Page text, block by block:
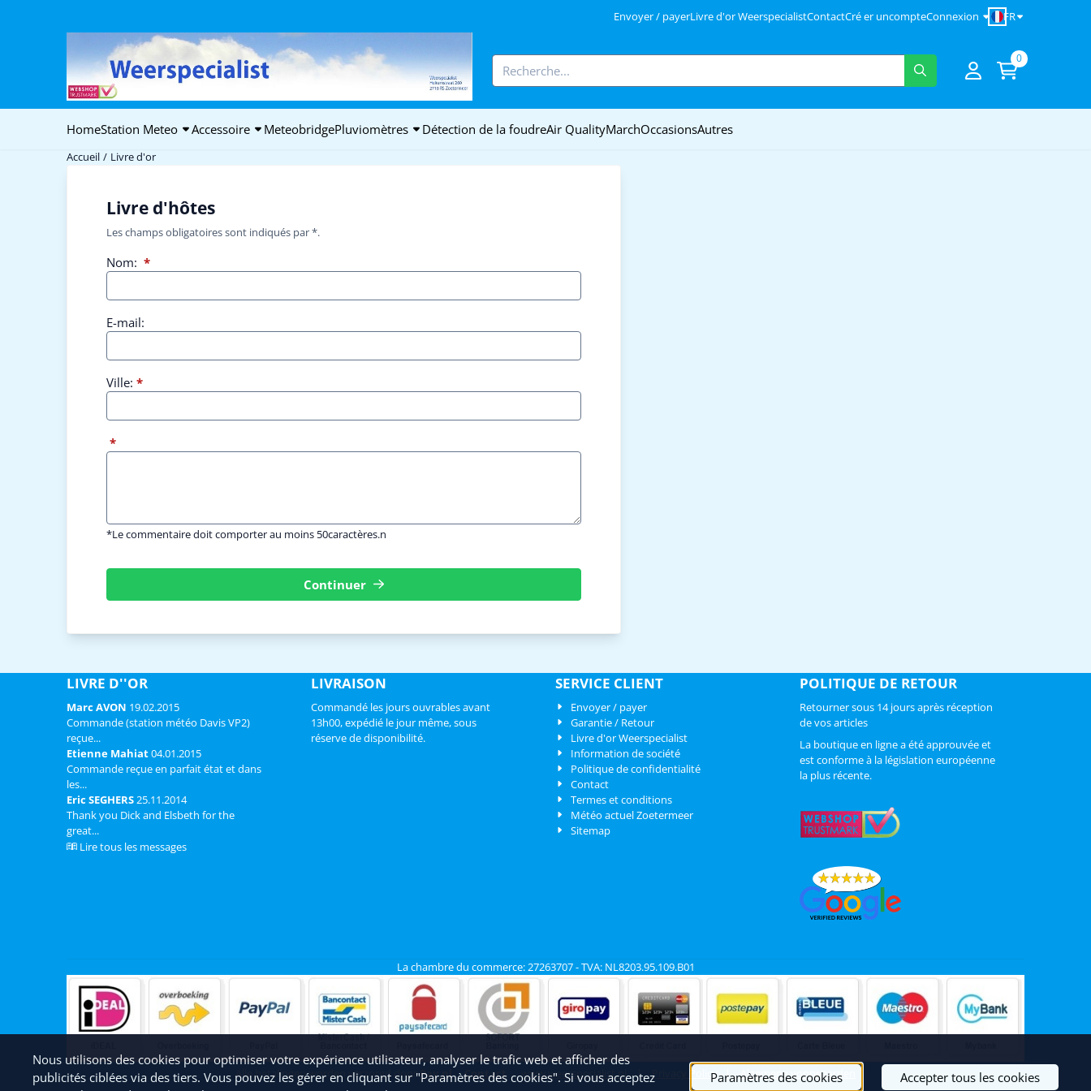
Envoyer / payerLivre d'or WeerspecialistContactCré er uncompteConnexion FR
Rechercher 0
HomeStation Meteo Accessoire MeteobridgePluviomètres Détection de la foudreAir QualityMarchOccasionsAutres
Accueil / Livre d'or
Livre d'hôtes
Les champs obligatoires sont indiqués par *.
Nom: *
E-mail:
Ville: *
*
*Le commentaire doit comporter au moins 50caractères.n
Continuer
LIVRE D''OR
Marc AVON 19.02.2015
Commande (station météo Davis VP2)
reçue...
Etienne Mahiat04.01.2015
Commande reçue en parfait état et dans
les...
Eric SEGHERS25.11.2014
Thank you Dick and Elsbeth for the
great...
Lire tous les messages
LIVRAISON
Commandé les jours ouvrables avant
13h00, expédié le jour même, sous
réserve de disponibilité.
SERVICE CLIENT
Envoyer / payer
Garantie / Retour
Livre d'or Weerspecialist
Information de société
Politique de confidentialité
Contact
Termes et conditions
Météo actuel Zoetermeer
Sitemap
POLITIQUE DE RETOUR
Retourner sous 14 jours après réception
de vos articles
La boutique en ligne a été approuvée et
est conforme à la législation européenne
la plus récente.
La chambre du commerce: 27263707 - TVA: NL8203.95.109.B01
Alle betalingen worden verzorgd doorPay.nl Contact www.weerspecialist.nl|Privacy Policy|Algemene voorwaarden
Nous utilisons des cookies pour optimiser votre expérience utilisateur, analyser le trafic web et afficher des
publicités ciblées via des tiers. Vous pouvez les gérer en cliquant sur "Paramètres des cookies". Si vous acceptez
Paramètres des cookies Accepter tous les cookies